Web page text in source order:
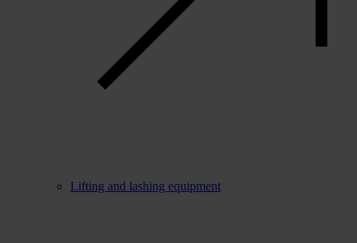
Lifting and lashing equipment